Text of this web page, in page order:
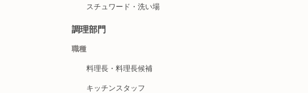
スチュワード・洗い場
調理部門
職種
料理長・料理長候補
キッチンスタッフ